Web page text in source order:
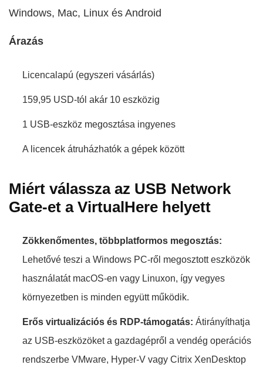
Windows, Mac, Linux és Android
Árazás
Licencalapú (egyszeri vásárlás)
159,95 USD-tól akár 10 eszközig
1 USB-eszköz megosztása ingyenes
A licencek átruházhatók a gépek között
Miért válassza az USB Network
Gate-et a VirtualHere helyett
Zökkenőmentes, többplatformos megosztás:
Lehetővé teszi a Windows PC-ről megosztott eszközök
használatát macOS-en vagy Linuxon, így vegyes
környezetben is minden együtt működik.
Erős virtualizációs és RDP-támogatás: Átirányíthatja
az USB-eszközöket a gazdagépről a vendég operációs
rendszerbe VMware, Hyper-V vagy Citrix XenDesktop